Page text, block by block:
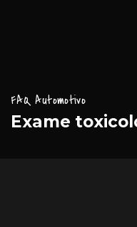
FAQ Automotivo
Exame